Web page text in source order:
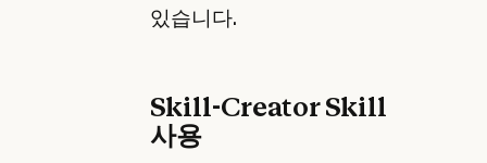
있습니다.
Skill-Creator Skill
사용